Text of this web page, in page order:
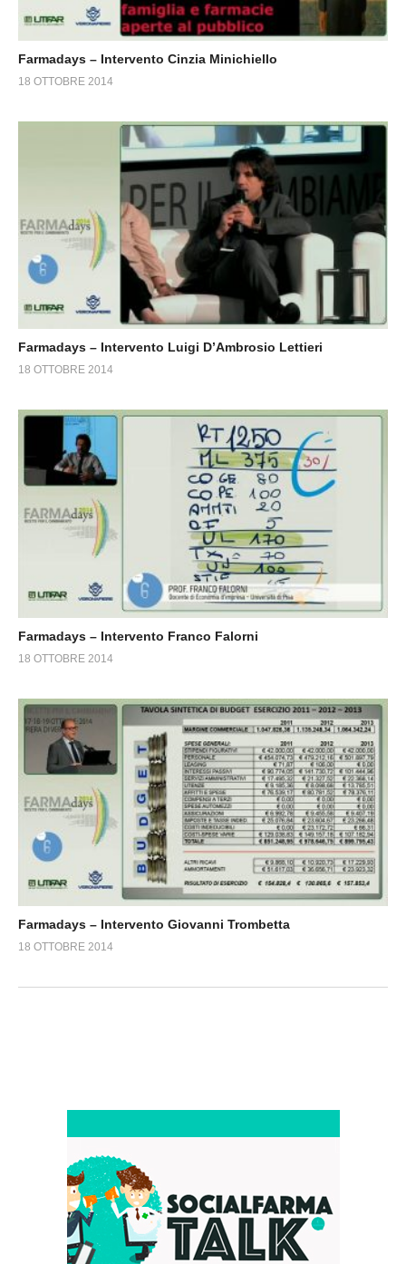
Farmadays – Intervento Cinzia Minichiello
18 OTTOBRE 2014
Farmadays – Intervento Luigi D’Ambrosio Lettieri
18 OTTOBRE 2014
Farmadays – Intervento Franco Falorni
18 OTTOBRE 2014
Farmadays – Intervento Giovanni Trombetta
18 OTTOBRE 2014